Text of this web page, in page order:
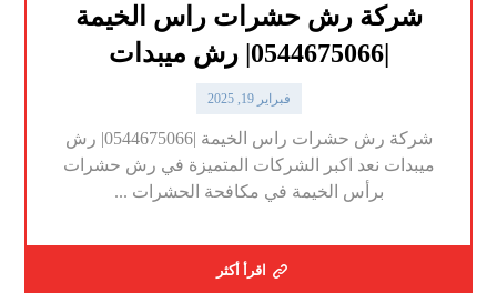
شركة رش حشرات راس الخيمة
|0544675066| رش ميبدات
فبراير 19, 2025
شركة رش حشرات راس الخيمة |0544675066| رش
ميبدات نعد اكبر الشركات المتميزة في رش حشرات
برأس الخيمة في مكافحة الحشرات ...
اقرأ أكثر